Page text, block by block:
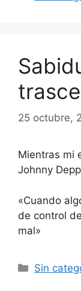
25 octubre,
Mientras mi
Johnny
«Cuando
de control
mal»
Sin